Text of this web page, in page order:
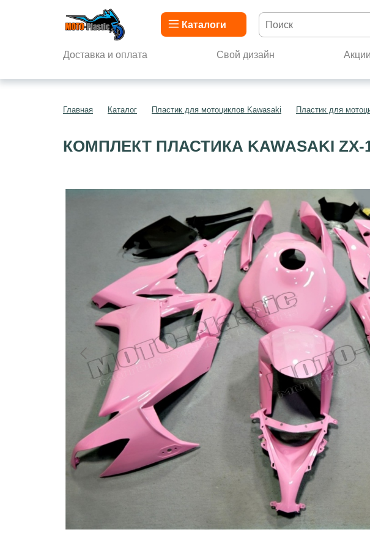
Каталоги
Доставка и оплата Свой дизайн Акции
Главная Каталог Пластик для мотоциклов Kawasaki Пластик для
КОМПЛЕКТ ПЛАСТИКА KAWASAKI ZX-